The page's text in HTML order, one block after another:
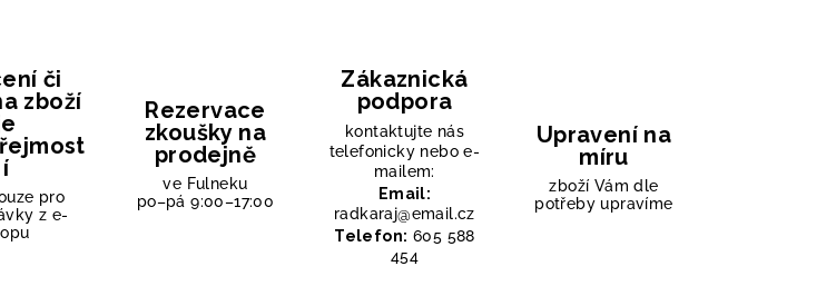
či
zboží
í
pro
z e-
Rezervace
zkoušky na
prodejně
ve Fulneku
po–pá 9:00–17:00
Zákaznická
podpora
kontaktujte nás
telefonicky nebo e-
mailem:
Email:
radkaraj@email.cz
Telefon: 605 588
454
Upravení na
míru
zboží Vám dle
potřeby upravíme